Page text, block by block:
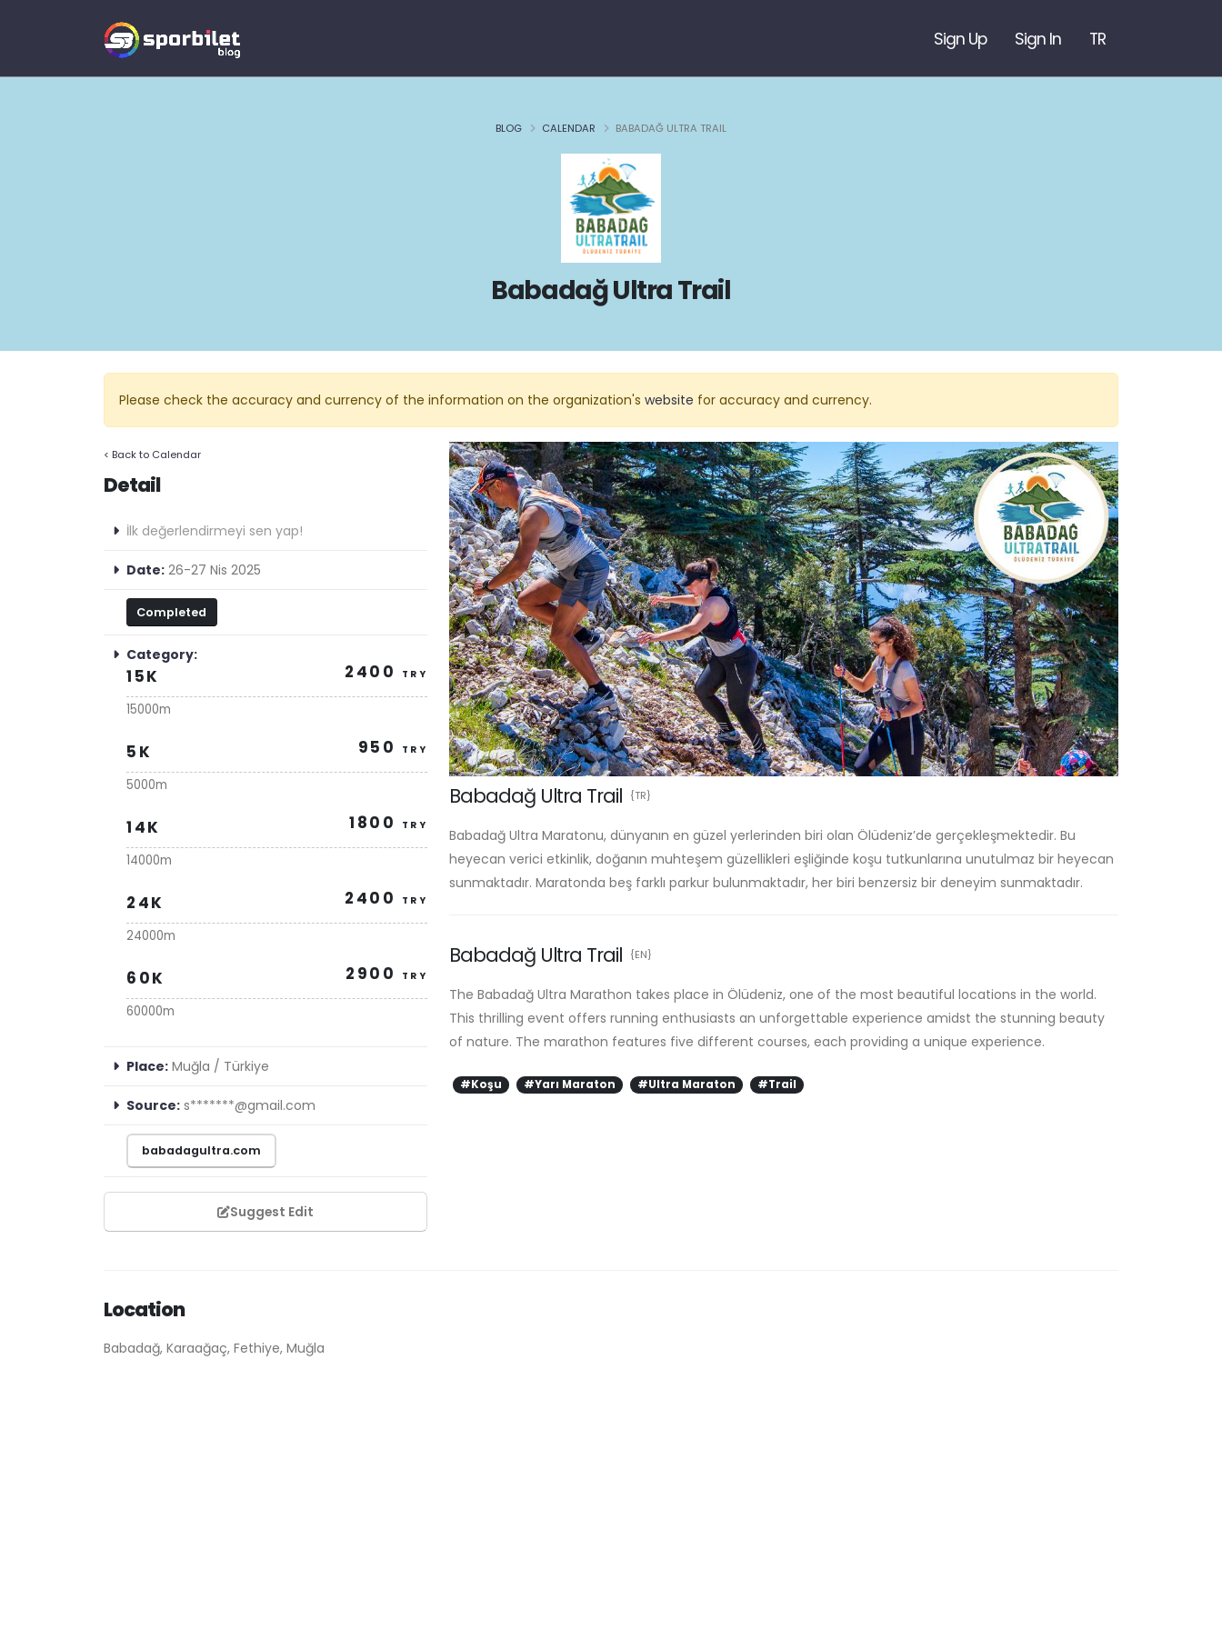
Sign Up Sign In TR
Babadağ Ultra Trail
BLOG CALENDAR BABADAĞ ULTRA TRAIL
Please check the accuracy and currency of the information on the organization's website for accuracy and currency.
< Back to Calendar
Detail
İlk değerlendirmeyi sen yap!
Date: 26-27 Nis 2025
Completed
Category:
15K 2400 TRY
15000m
5K 950 TRY
5000m
14K 1800 TRY
14000m
24K 2400 TRY
24000m
60K 2900 TRY
60000m
Place: Muğla / Türkiye
Source: s*******@gmail.com
babadagultra.com
Suggest Edit
Babadağ Ultra Trail {TR}
Babadağ Ultra Maratonu, dünyanın en güzel yerlerinden biri olan Ölüdeniz’de gerçekleşmektedir. Bu
heyecan verici etkinlik, doğanın muhteşem güzellikleri eşliğinde koşu tutkunlarına unutulmaz bir heyecan
sunmaktadır. Maratonda beş farklı parkur bulunmaktadır, her biri benzersiz bir deneyim sunmaktadır.
Babadağ Ultra Trail {EN}
The Babadağ Ultra Marathon takes place in Ölüdeniz, one of the most beautiful locations in the world.
This thrilling event offers running enthusiasts an unforgettable experience amidst the stunning beauty
of nature. The marathon features five different courses, each providing a unique experience.
#Koşu #Yarı Maraton #Ultra Maraton #Trail
Location
Babadağ, Karaağaç, Fethiye, Muğla